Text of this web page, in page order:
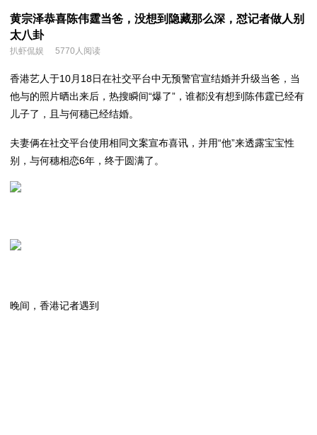
黄宗泽恭喜陈伟霆当爸，没想到隐藏那么深，怼记者做人别
太八卦
扒虾侃娱 5770人阅读
香港艺人于10月18日在社交平台中无预警官宣结婚并升级当爸，当
他与的照片晒出来后，热搜瞬间“爆了”，谁都没有想到陈伟霆已经有
儿子了，且与何穗已经结婚。
夫妻俩在社交平台使用相同文案宣布喜讯，并用“他”来透露宝宝性
别，与何穗相恋6年，终于圆满了。
晚间，香港记者遇到